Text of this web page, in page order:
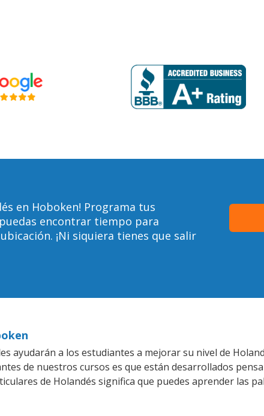
en Hoboken! Programa tus
encontrar tiempo para
¡Ni siquiera tienes que salir
ayudarán a los estudiantes a mejorar su nivel de
de nuestros cursos es que están desarrollados
de Holandés significa que puedes aprender las